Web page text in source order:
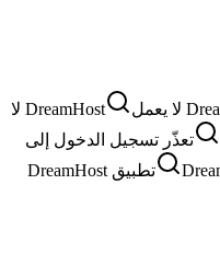
DreamHost لا
تعذّر تسجيل الدخول إلى
تطبيق DreamHost